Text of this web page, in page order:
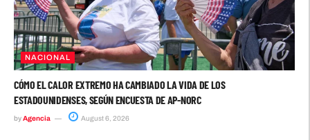
NACIONAL
CÓMO EL CALOR EXTREMO HA CAMBIADO LA VIDA DE LOS
ESTADOUNIDENSES, SEGÚN ENCUESTA DE AP-NORC
byAgencia August 6, 2026